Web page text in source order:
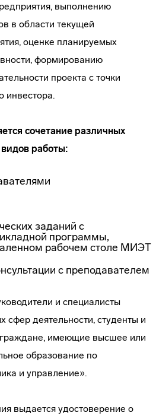
выполнению
в области текущей
оценке планируемых
формированию
проекта с точки
инвестора.
сочетание различных
работы:
заданий с
программы,
рабочем столе МИЭТ
с преподавателем
и специалисты
сфер деятельности, студенты и
граждане, имеющие высшее или
образование по
и управление».
выдается удостоверение о